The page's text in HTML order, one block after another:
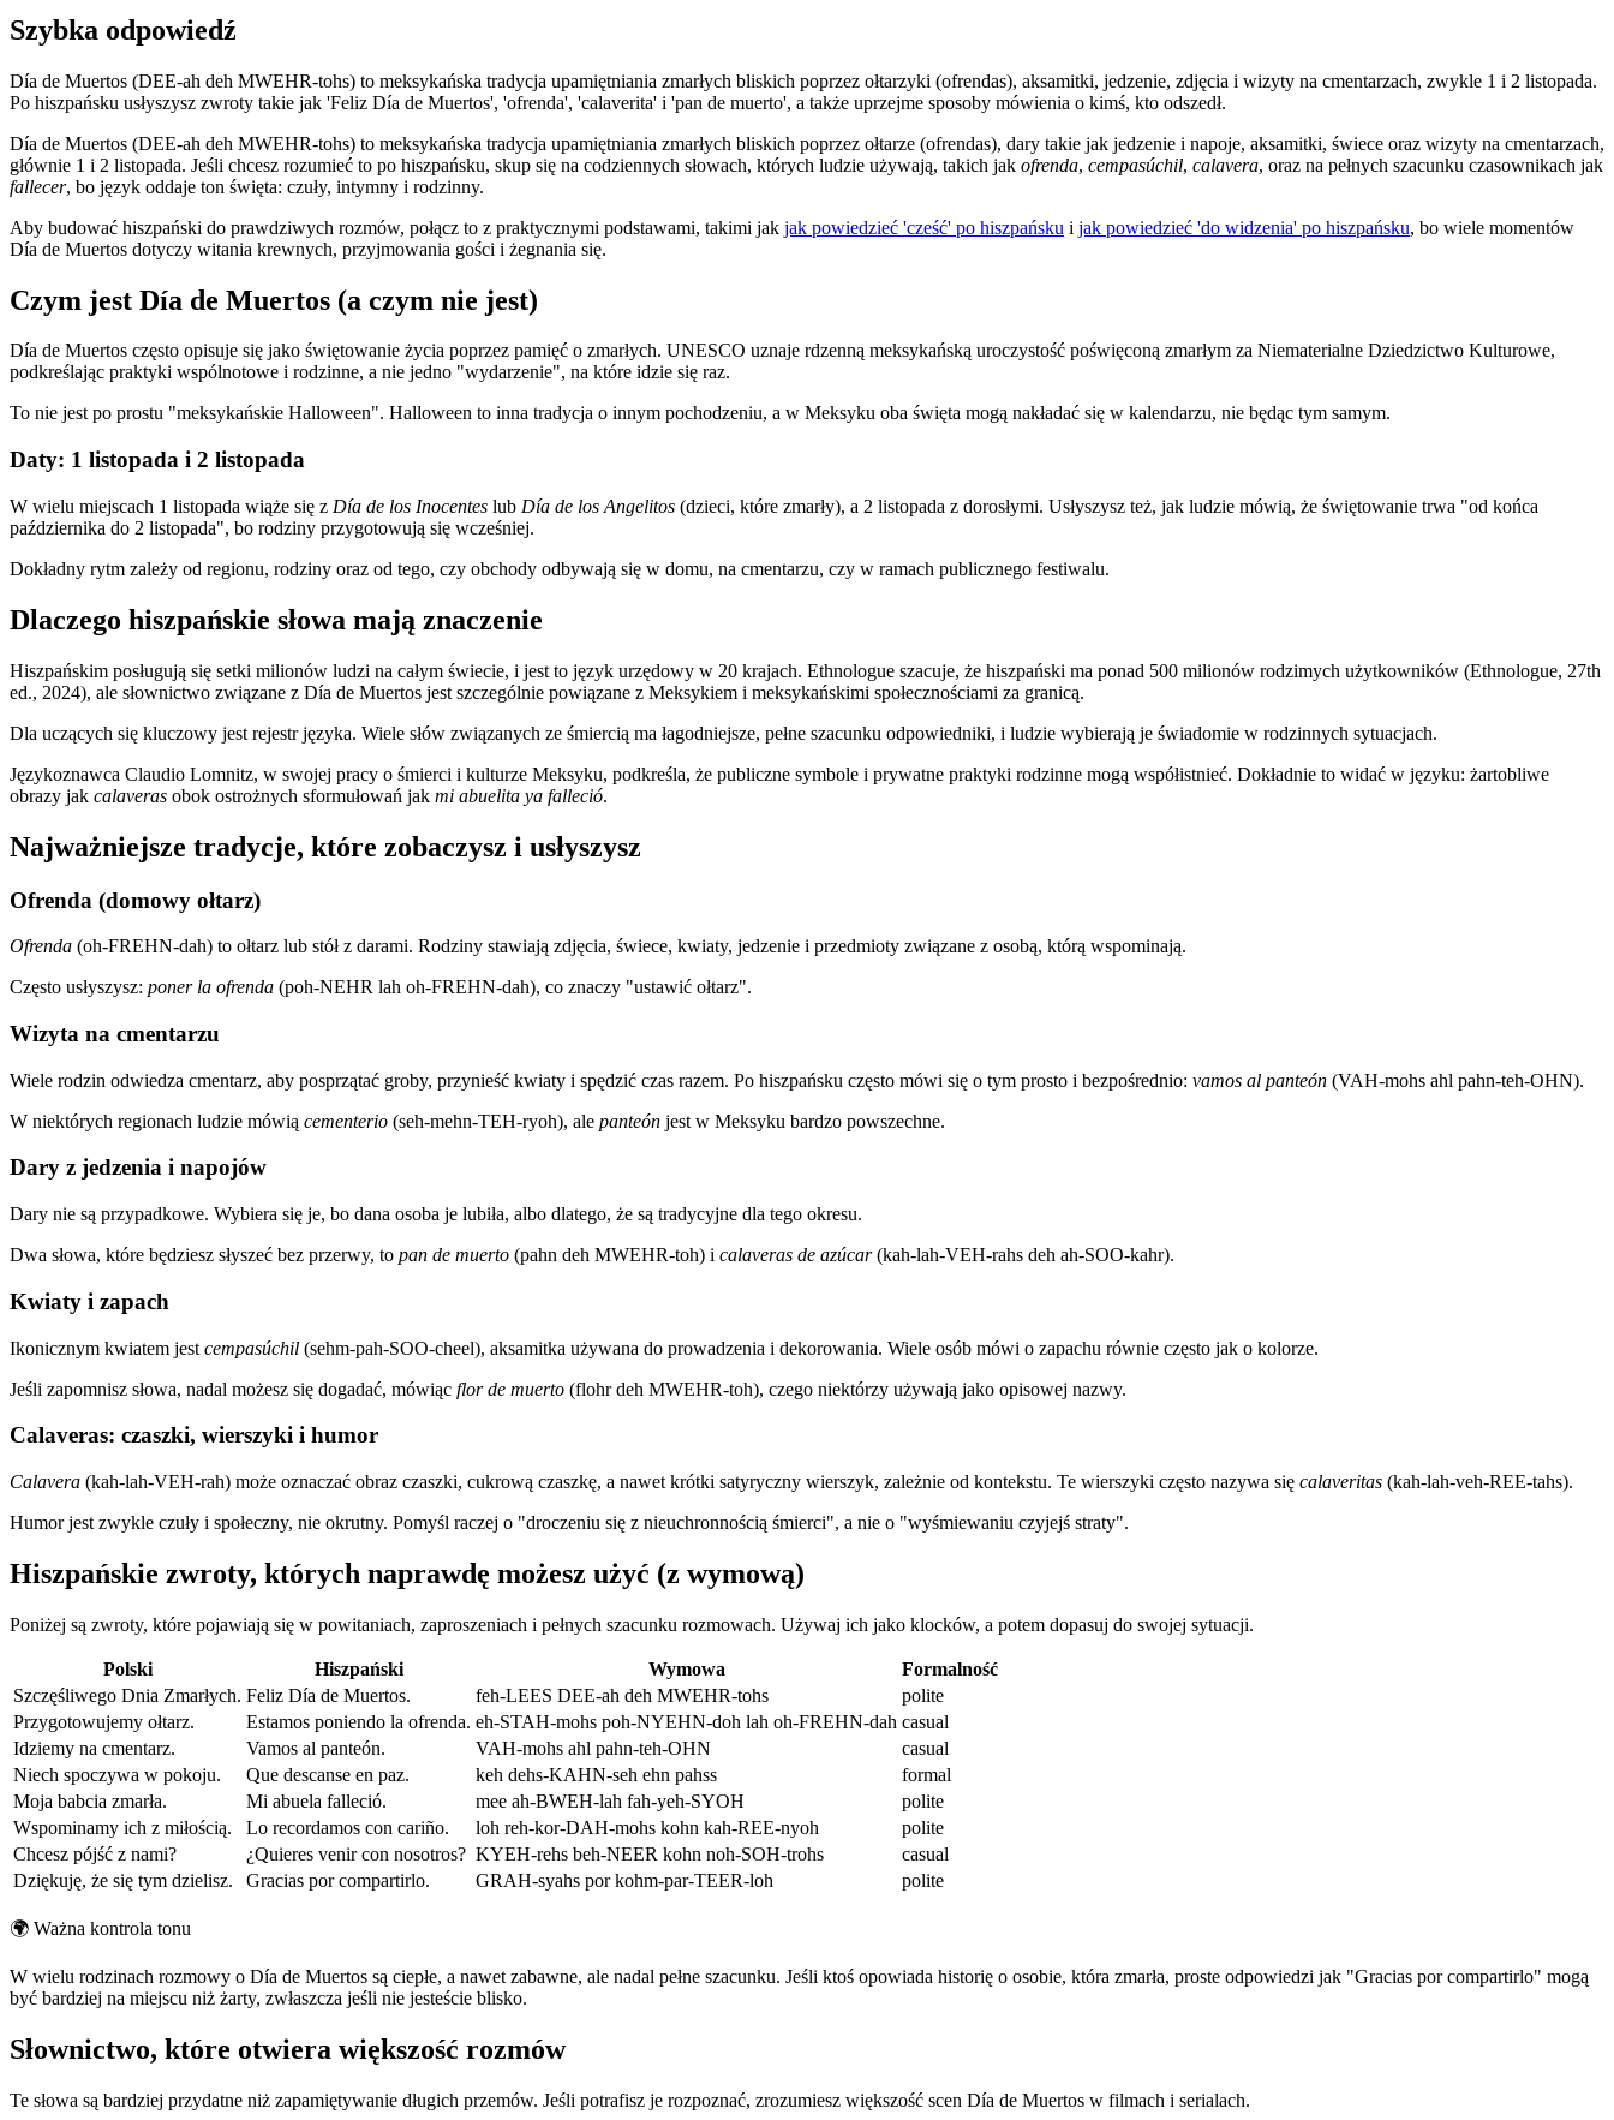
Szybka odpowiedź
Día de Muertos (DEE-ah deh MWEHR-tohs) to meksykańska tradycja upamiętniania zmarłych bliskich poprzez ołtarzyki (ofrendas), aksamitki, jedzenie, zdjęcia i wizyty na cmentarzach, zwykle 1 i 2 listopada.
Po hiszpańsku usłyszysz zwroty takie jak 'Feliz Día de Muertos', 'ofrenda', 'calaverita' i 'pan de muerto', a także uprzejme sposoby mówienia o kimś, kto odszedł.
Día de Muertos (DEE-ah deh MWEHR-tohs) to meksykańska tradycja upamiętniania zmarłych bliskich poprzez ołtarze (ofrendas), dary takie jak jedzenie i napoje, aksamitki, świece oraz wizyty na cmentarzach,
głównie 1 i 2 listopada. Jeśli chcesz rozumieć to po hiszpańsku, skup się na codziennych słowach, których ludzie używają, takich jak ofrenda, cempasúchil, calavera, oraz na pełnych szacunku czasownikach jak
fallecer, bo język oddaje ton święta: czuły, intymny i rodzinny.
Aby budować hiszpański do prawdziwych rozmów, połącz to z praktycznymi podstawami, takimi jak jak powiedzieć 'cześć' po hiszpańsku i jak powiedzieć 'do widzenia' po hiszpańsku, bo wiele momentów
Día de Muertos dotyczy witania krewnych, przyjmowania gości i żegnania się.
Czym jest Día de Muertos (a czym nie jest)
Día de Muertos często opisuje się jako świętowanie życia poprzez pamięć o zmarłych. UNESCO uznaje rdzenną meksykańską uroczystość poświęconą zmarłym za Niematerialne Dziedzictwo Kulturowe,
podkreślając praktyki wspólnotowe i rodzinne, a nie jedno "wydarzenie", na które idzie się raz.
To nie jest po prostu "meksykańskie Halloween". Halloween to inna tradycja o innym pochodzeniu, a w Meksyku oba święta mogą nakładać się w kalendarzu, nie będąc tym samym.
Daty: 1 listopada i 2 listopada
W wielu miejscach 1 listopada wiąże się z Día de los Inocentes lub Día de los Angelitos (dzieci, które zmarły), a 2 listopada z dorosłymi. Usłyszysz też, jak ludzie mówią, że świętowanie trwa "od końca
października do 2 listopada", bo rodziny przygotowują się wcześniej.
Dokładny rytm zależy od regionu, rodziny oraz od tego, czy obchody odbywają się w domu, na cmentarzu, czy w ramach publicznego festiwalu.
Dlaczego hiszpańskie słowa mają znaczenie
Hiszpańskim posługują się setki milionów ludzi na całym świecie, i jest to język urzędowy w 20 krajach. Ethnologue szacuje, że hiszpański ma ponad 500 milionów rodzimych użytkowników (Ethnologue, 27th
ed., 2024), ale słownictwo związane z Día de Muertos jest szczególnie powiązane z Meksykiem i meksykańskimi społecznościami za granicą.
Dla uczących się kluczowy jest rejestr języka. Wiele słów związanych ze śmiercią ma łagodniejsze, pełne szacunku odpowiedniki, i ludzie wybierają je świadomie w rodzinnych sytuacjach.
Językoznawca Claudio Lomnitz, w swojej pracy o śmierci i kulturze Meksyku, podkreśla, że publiczne symbole i prywatne praktyki rodzinne mogą współistnieć. Dokładnie to widać w języku: żartobliwe
obrazy jak calaveras obok ostrożnych sformułowań jak mi abuelita ya falleció.
Najważniejsze tradycje, które zobaczysz i usłyszysz
Ofrenda (domowy ołtarz)
Ofrenda (oh-FREHN-dah) to ołtarz lub stół z darami. Rodziny stawiają zdjęcia, świece, kwiaty, jedzenie i przedmioty związane z osobą, którą wspominają.
Często usłyszysz: poner la ofrenda (poh-NEHR lah oh-FREHN-dah), co znaczy "ustawić ołtarz".
Wizyta na cmentarzu
Wiele rodzin odwiedza cmentarz, aby posprzątać groby, przynieść kwiaty i spędzić czas razem. Po hiszpańsku często mówi się o tym prosto i bezpośrednio: vamos al panteón (VAH-mohs ahl pahn-teh-OHN).
W niektórych regionach ludzie mówią cementerio (seh-mehn-TEH-ryoh), ale panteón jest w Meksyku bardzo powszechne.
Dary z jedzenia i napojów
Dary nie są przypadkowe. Wybiera się je, bo dana osoba je lubiła, albo dlatego, że są tradycyjne dla tego okresu.
Dwa słowa, które będziesz słyszeć bez przerwy, to pan de muerto (pahn deh MWEHR-toh) i calaveras de azúcar(kah-lah-VEH-rahs deh ah-SOO-kahr).
Kwiaty i zapach
Ikonicznym kwiatem jest cempasúchil (sehm-pah-SOO-cheel), aksamitka używana do prowadzenia i dekorowania. Wiele osób mówi o zapachu równie często jak o kolorze.
Jeśli zapomnisz słowa, nadal możesz się dogadać, mówiąc flor de muerto (flohr deh MWEHR-toh), czego niektórzy używają jako opisowej nazwy.
Calaveras: czaszki, wierszyki i humor
Calavera (kah-lah-VEH-rah) może oznaczać obraz czaszki, cukrową czaszkę, a nawet krótki satyryczny wierszyk, zależnie od kontekstu. Te wierszyki często nazywa się calaveritas (kah-lah-veh-REE-tahs).
Humor jest zwykle czuły i społeczny, nie okrutny. Pomyśl raczej o "droczeniu się z nieuchronnością śmierci", a nie o "wyśmiewaniu czyjejś straty".
Hiszpańskie zwroty, których naprawdę możesz użyć (z wymową)
Poniżej są zwroty, które pojawiają się w powitaniach, zaproszeniach i pełnych szacunku rozmowach. Używaj ich jako klocków, a potem dopasuj do swojej sytuacji.
Polski Hiszpański Wymowa
Formalność
Szczęśliwego Dnia Zmarłych. Feliz Día de Muertos. feh-LEES DEE-ah deh MWEHR-tohs
polite
Przygotowujemy ołtarz.
Estamos poniendo la ofrenda. eh-STAH-mohs poh-NYEHN-doh lah oh-FREHN-dah casual
Idziemy na cmentarz.
Vamos al panteón. VAH-mohs ahl pahn-teh-OHN
casual
Niech spoczywa w pokoju.
Que descanse en paz. keh dehs-KAHN-seh ehn pahss
formal
Moja babcia zmarła.
Mi abuela falleció. mee ah-BWEH-lah fah-yeh-SYOH
polite
Wspominamy ich z miłością.
Lo recordamos con cariño. loh reh-kor-DAH-mohs kohn kah-REE-nyoh
polite
Chcesz pójść z nami?
¿Quieres venir con nosotros? KYEH-rehs beh-NEER kohn noh-SOH-trohs
casual
Dziękuję, że się tym dzielisz.
Gracias por compartirlo. GRAH-syahs por kohm-par-TEER-loh polite
🌍 Ważna kontrola tonu
W wielu rodzinach rozmowy o Día de Muertos są ciepłe, a nawet zabawne, ale nadal pełne szacunku. Jeśli ktoś opowiada historię o osobie, która zmarła, proste odpowiedzi jak "Gracias por compartirlo" mogą
być bardziej na miejscu niż żarty, zwłaszcza jeśli nie jesteście blisko.
Słownictwo, które otwiera większość rozmów
Te słowa są bardziej przydatne niż zapamiętywanie długich przemów. Jeśli potrafisz je rozpoznać, zrozumiesz większość scen Día de Muertos w filmach i serialach.